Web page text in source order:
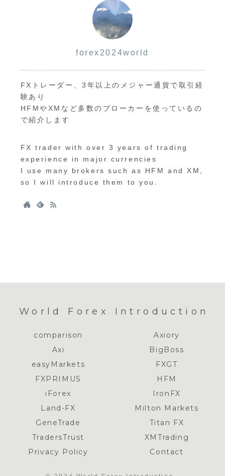
forex2024world
FXトレーダー、3年以上のメジャー通貨で取引経
験あり
HFMやXMなど多数のブローカーを使っているの
で紹介します
FX trader with over 3 years of trading
experience in major currencies
I use many brokers such as HFM and XM,
so I will introduce them to you.
World Forex Introduction
comparison
Axiory
Axi
BigBoss
easyMarkets
FXGT
FXPRIMUS
HFM
iForex
IronFX
Land-FX
Milton Markets
GeneTrade
Titan FX
TradersTrust
XMTrading
Privacy Policy
Contact